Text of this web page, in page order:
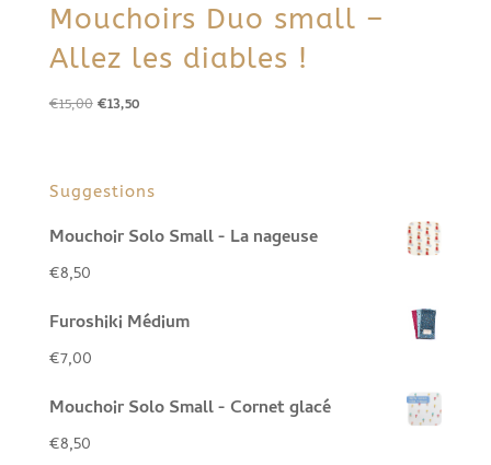
Mouchoirs Duo small –
Allez les diables !
€15,00Le
était :
€15,00.
€13,50Le
€13,50.
Suggestions
Mouchoir Solo Small - La nageuse
€8,50
Furoshiki Médium
€7,00
Mouchoir Solo Small - Cornet glacé
€8,50